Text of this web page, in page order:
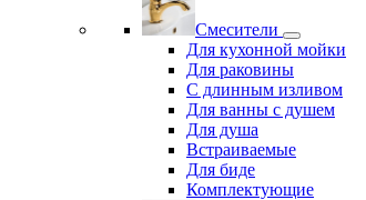
Смесители
Для кухонной мойки
Для раковины
С длинным изливом
Для ванны с душем
Для душа
Встраиваемые
Для биде
Комплектующие